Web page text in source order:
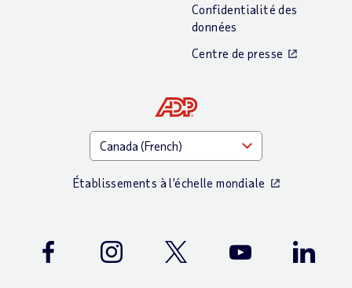
Confidentialité des
données
Centre de presse
Établissements à l’échelle mondiale
Facebook Instagram Twitter Youtube LinkedIn